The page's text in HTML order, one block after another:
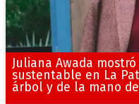
Juliana Awada
sustentable en La
árbol y de la mano